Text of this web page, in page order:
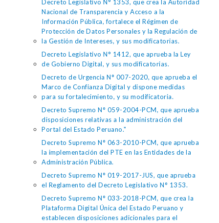
Decreto Legislativo N° 1353, que crea la Autoridad
Nacional de Transparencia y Acceso a la
Información Pública, fortalece el Régimen de
Protección de Datos Personales y la Regulación de
la Gestión de Intereses, y sus modificatorias.
Decreto Legislativo N° 1412, que aprueba la Ley
de Gobierno Digital, y sus modificatorias.
Decreto de Urgencia N° 007-2020, que aprueba el
Marco de Confianza Digital y dispone medidas
para su fortalecimiento, y su modificatoria.
Decreto Supremo N° 059-2004-PCM, que aprueba
disposiciones relativas a la administración del
Portal del Estado Peruano."
Decreto Supremo N° 063-2010-PCM, que aprueba
la implementación del PTE en las Entidades de la
Administración Pública.
Decreto Supremo N° 019-2017-JUS, que aprueba
el Reglamento del Decreto Legislativo N° 1353.
Decreto Supremo N° 033-2018-PCM, que crea la
Plataforma Digital Única del Estado Peruano y
establecen disposiciones adicionales para el